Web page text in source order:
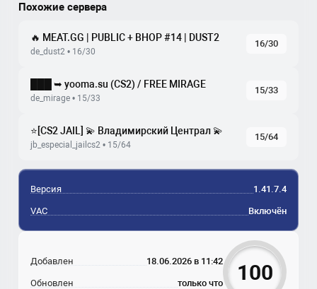
Похожие сервера
🔥 MEAT.GG | PUBLIC + BHOP #14 | DUST2
de_dust2 • 16/30
16/30
███ ➥ yooma.su (CS2) / FREE MIRAGE
de_mirage • 15/33
15/33
⭐[CS2 JAIL] 💫 Владимирский Централ 💫
jb_especial_jailcs2 • 15/64
15/64
Версия 1.41.7.4
VAC Включён
Добавлен 18.06.2026 в 11:42
Обновлен только что 100